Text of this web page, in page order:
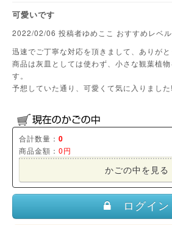
可愛いです
2022/02/06 投稿者ゆめここ おすすめレベル
迅速でご丁寧な対応を頂きまして、ありが
商品は灰皿としては使わず、小さな観葉植
す。
予想していた通り、可愛くて気に入りました!
合計数量： 0
商品金額： 0円
かごの中を見る
ログイン